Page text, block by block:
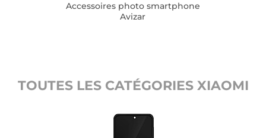
Accessoires photo smartphone
Avizar
TOUTES LES CATÉGORIES XIAOMI